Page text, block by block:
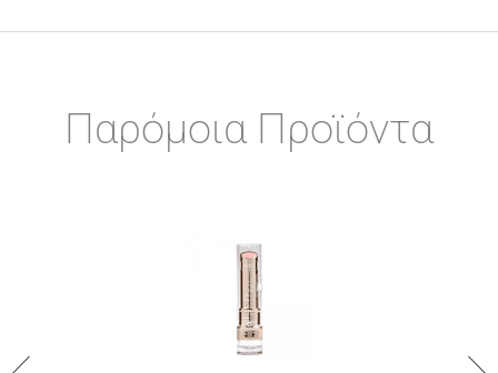
Έξοδα αποστολής3,99 €για αγορές κάτω των 39€
ημερών
Αποστολή σε νησιωτικούς προορισμούς εντός 1-3 εργάσιμων
Σε περίπτωση που δεν είστε απόλυτα ικανοποιημένοι από το
προϊόν ή το σύνολο της παραγγελίας σας, είμαστε στην
ευχάριστη θέση να σας προσφέρουμε επιστροφή προϊόντων
εντός 14 ημερών από την ημερομηνία που τα παραλάβατε,
ακολουθώντας την διαδικασία που αναγράφεται
Παρόμοια Προϊόντα